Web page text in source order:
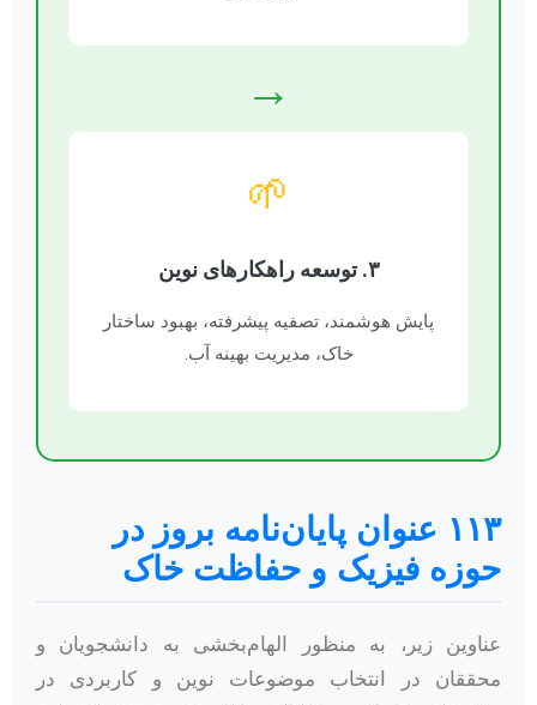
→
🌱
۳. توسعه راهکارهای نوین
پایش هوشمند، تصفیه پیشرفته، بهبود ساختار
خاک، مدیریت بهینه آب.
۱۱۳ عنوان پایان‌نامه بروز در
حوزه فیزیک و حفاظت خاک
عناوین زیر، به منظور الهام‌بخشی به دانشجویان و
محققان در انتخاب موضوعات نوین و کاربردی در